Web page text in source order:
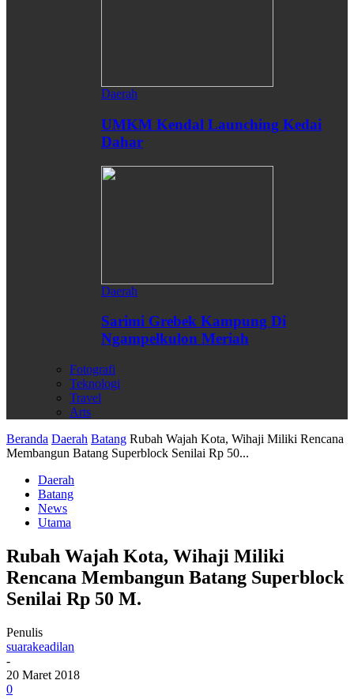
Daerah
UMKM Kendal Launching Kedai
Dahar
Daerah
Sarimi Grebek Kampung Di
Ngampelkulon Meriah
Fotografi
Teknologi
Travel
Arts
Beranda Daerah Batang Rubah Wajah Kota, Wihaji Miliki Rencana
Membangun Batang Superblock Senilai Rp 50...
Daerah
Batang
News
Utama
Rubah Wajah Kota, Wihaji Miliki
Rencana Membangun Batang Superblock
Senilai Rp 50 M.
Penulis
suarakeadilan
-
20 Maret 2018
0